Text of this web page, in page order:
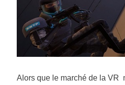
Alors que le marché de la VR